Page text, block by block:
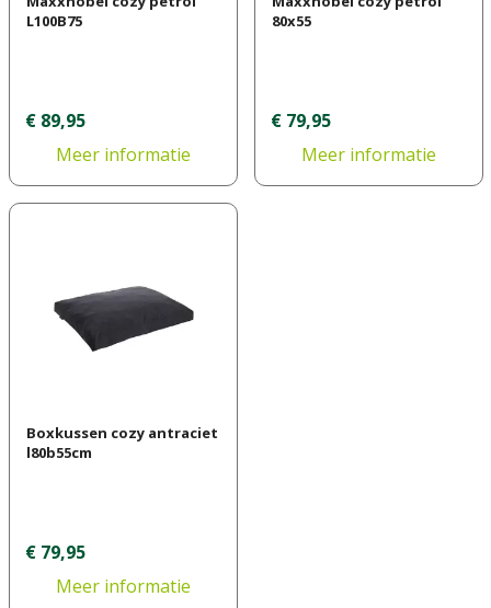
L100B75
€ 89,95
Meer informatie
80x55
€ 79,95
Meer informatie
Boxkussen cozy antraciet
l80b55cm
€ 79,95
Meer informatie